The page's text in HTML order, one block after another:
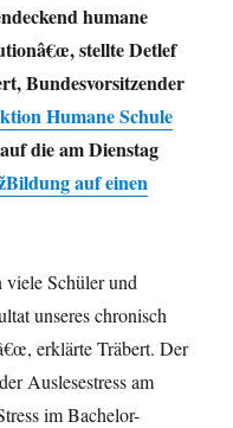
humane
stellte Detlef
Bundesvorsitzender
Humane Schule
die am Dienstag
auf einen
Schüler und
unseres chronisch
erklärte Träbert. Der
Auslesestress am
im Bachelor-